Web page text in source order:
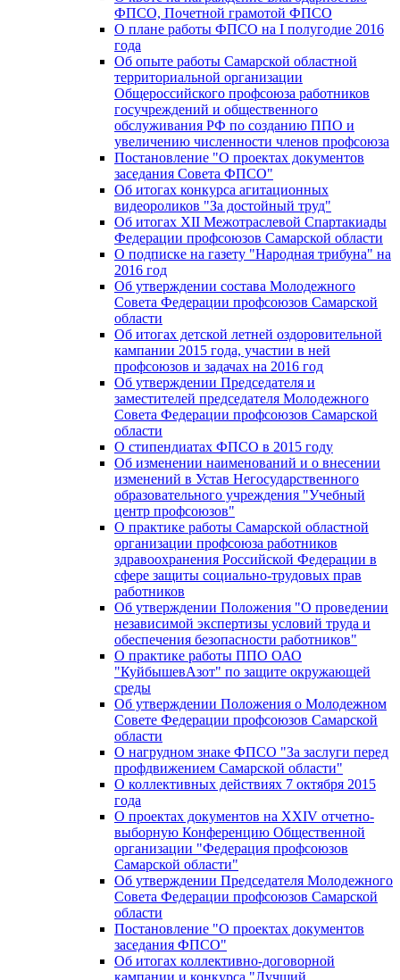
ФПСО, Почетной грамотой ФПСО
О плане работы ФПСО на I полугодие 2016
года
Об опыте работы Самарской областной
территориальной организации
Общероссийского профсоюза работников
госучреждений и общественного
обслуживания РФ по созданию ППО и
увеличению численности членов профсоюза
Постановление "О проектах документов
заседания Совета ФПСО"
Об итогах конкурса агитационных
видеороликов "За достойный труд"
Об итогах XII Межотраслевой Спартакиады
Федерации профсоюзов Самарской области
О подписке на газету "Народная трибуна" на
2016 год
Об утверждении состава Молодежного
Совета Федерации профсоюзов Самарской
области
Об итогах детской летней оздоровительной
кампании 2015 года, участии в ней
профсоюзов и задачах на 2016 год
Об утверждении Председателя и
заместителей председателя Молодежного
Совета Федерации профсоюзов Самарской
области
О стипендиатах ФПСО в 2015 году
Об изменении наименований и о внесении
изменений в Устав Негосударственного
образовательного учреждения "Учебный
центр профсоюзов"
О практике работы Самарской областной
организации профсоюза работников
здравоохранения Российской Федерации в
сфере защиты социально-трудовых прав
работников
Об утверждении Положения "О проведении
независимой экспертизы условий труда и
обеспечения безопасности работников"
О практике работы ППО ОАО
"КуйбышевАзот" по защите окружающей
среды
Об утверждении Положения о Молодежном
Совете Федерации профсоюзов Самарской
области
О нагрудном знаке ФПСО "За заслуги перед
профдвижением Самарской области"
О коллективных действиях 7 октября 2015
года
О проектах документов на XXIV отчетно-
выборную Конференцию Общественной
организации "Федерация профсоюзов
Самарской области"
Об утверждении Председателя Молодежного
Совета Федерации профсоюзов Самарской
области
Постановление "О проектах документов
заседания ФПСО"
Об итогах коллективно-договорной
кампании и конкурса "Лучший